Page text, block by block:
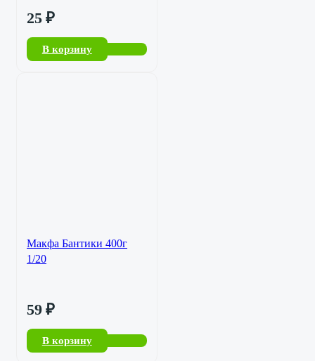
25 ₽
В корзину
Макфа Бантики 400г
1/20
59 ₽
В корзину